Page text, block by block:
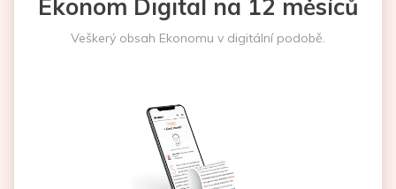
Ekonom Digital na 12 měsíců
Veškerý obsah Ekonomu v digitální podobě.